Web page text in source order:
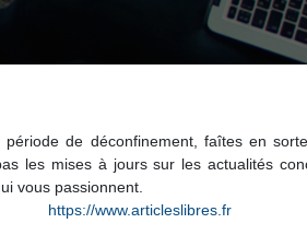
période de déconfinement, faîtes en
les mises à jours sur les actualités
vous passionnent.
https://www.articleslibres.fr